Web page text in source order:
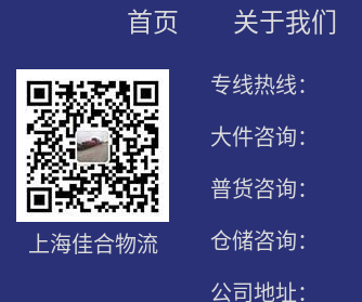
首页 关于我们
上海佳合物流
专线热线：
大件咨询：
普货咨询：
仓储咨询：
公司地址：